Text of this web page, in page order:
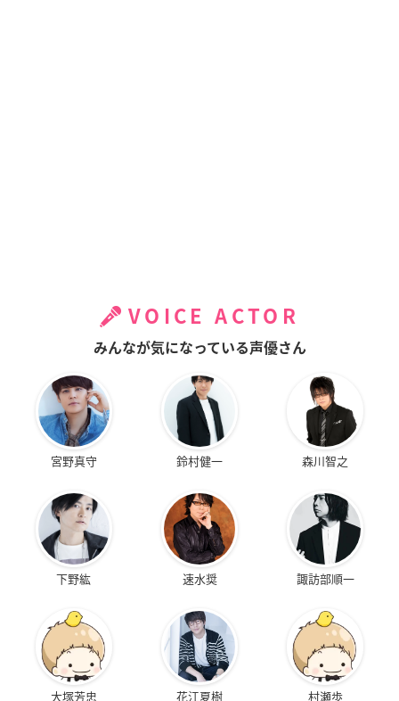
VOICE ACTOR
みんなが気になっている声優さん
宮野真守 鈴村健一 森川智之
下野紘 速水奨 諏訪部順一
大塚芳忠 花江夏樹 村瀬歩